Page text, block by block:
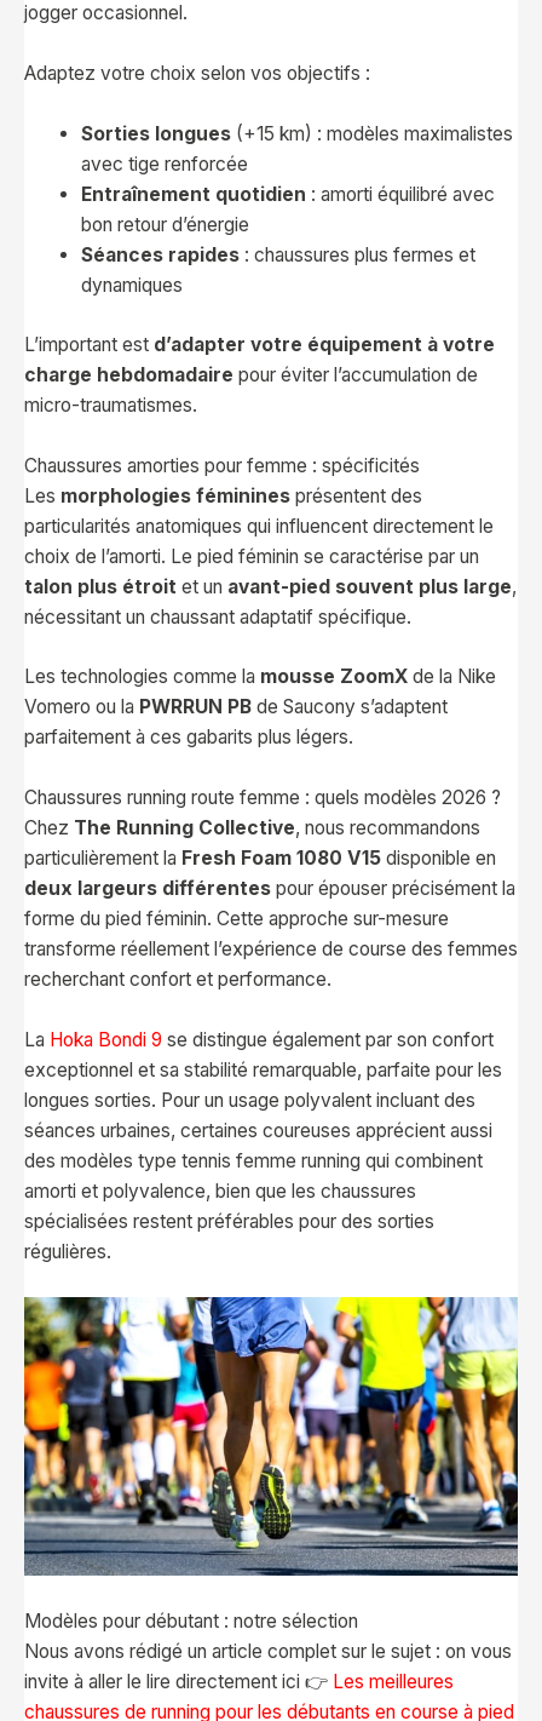
jogger occasionnel.
Adaptez votre choix selon vos objectifs :
Sorties longues(+15 km) : modèles maximalistes
avec tige renforcée
Entraînement quotidien : amorti équilibré avec
bon retour d’énergie
Séances rapides: chaussures plus fermes et
dynamiques
L’important est d’adapter votre équipement à votre
charge hebdomadaire pour éviter l’accumulation de
micro-traumatismes.
Chaussures amorties pour femme : spécificités
Les morphologies féminines présentent des
particularités anatomiques qui influencent directement le
choix de l’amorti. Le pied féminin se caractérise par un
talon plus étroit et un avant-pied souvent plus large,
nécessitant un chaussant adaptatif spécifique.
Les technologies comme la mousse ZoomX de la Nike
Vomero ou la PWRRUN PB de Saucony s’adaptent
parfaitement à ces gabarits plus légers.
Chaussures running route femme : quels modèles 2026 ?
Chez The Running Collective, nous recommandons
particulièrement la Fresh Foam 1080 V15 disponible en
deux largeurs différentes pour épouser précisément la
forme du pied féminin. Cette approche sur-mesure
transforme réellement l’expérience de course des femmes
recherchant confort et performance.
La Hoka Bondi 9 se distingue également par son confort
exceptionnel et sa stabilité remarquable, parfaite pour les
longues sorties. Pour un usage polyvalent incluant des
séances urbaines, certaines coureuses apprécient aussi
des modèles type tennis femme running qui combinent
amorti et polyvalence, bien que les chaussures
spécialisées restent préférables pour des sorties
régulières.
Modèles pour débutant : notre sélection
Nous avons rédigé un article complet sur le sujet : on vous
invite à aller le lire directement ici 👉 Les meilleures
chaussures de running pour les débutants en course à pied